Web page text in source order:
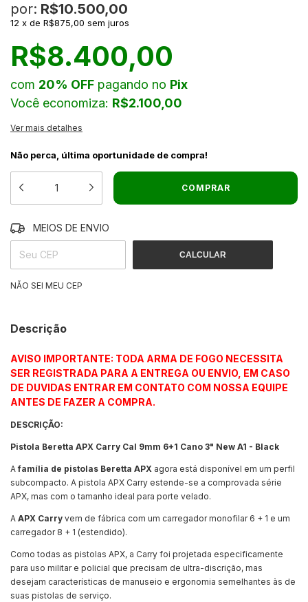
por: R$10.500,00
12 x de R$875,00 sem juros
R$8.400,00
com 20% OFF pagando no Pix
Você economiza: R$2.100,00
Ver mais detalhes
Não perca, última oportunidade de compra!
MEIOS DE ENVIO
CALCULAR
NÃO SEI MEU CEP
Descrição
AVISO IMPORTANTE: TODA ARMA DE FOGO NECESSITA
SER REGISTRADA PARA A ENTREGA OU ENVIO, EM CASO
DE DUVIDAS ENTRAR EM CONTATO COM NOSSA EQUIPE
ANTES DE FAZER A COMPRA.
DESCRIÇÃO:
Pistola Beretta APX Carry Cal 9mm 6+1 Cano 3" New A1 - Black
Afamília de pistolas Beretta APX agora está disponível em um perfil
subcompacto. A pistola APX Carry estende-se a comprovada série
APX, mas com o tamanho ideal para porte velado.
A APX Carry vem de fábrica com um carregador monofilar 6 + 1 e um
carregador 8 + 1 (estendido).
Como todas as pistolas APX, a Carry foi projetada especificamente
para uso militar e policial que precisam de ultra-discrição, mas
desejam características de manuseio e ergonomia semelhantes às de
suas pistolas de serviço.